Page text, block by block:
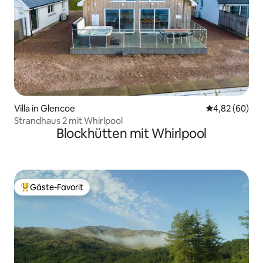
Villa in Glencoe
4,82 (60)
Strandhaus 2 mit Whirlpool
Blockhütten mit Whirlpool
Beliebter Gäste-Favorit.
Gäste-Favorit